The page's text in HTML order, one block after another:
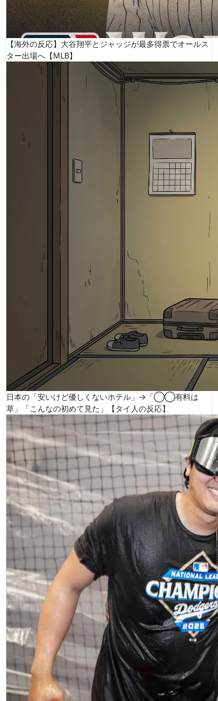
【海外の反応】大谷翔平とジャッジが最多得票でオールス
ター出場へ【MLB】
日本の「安いけど優しくないホテル」→「◯◯有料は
草」「こんなの初めて見た」【タイ人の反応】